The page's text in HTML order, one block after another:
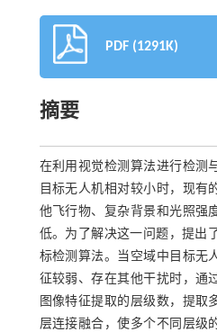
PDF (1291K)
摘要
在利用视觉检测算法进行检测
目标无人机相对较小时，现有
他飞行物、复杂背景和光照强
低。为了解决这一问题，提出
标检测算法。当空域中目标无
征较弱、存在其他干扰时，通
图像特征提取的层级数，提取
层连接融合，使多个不同层级